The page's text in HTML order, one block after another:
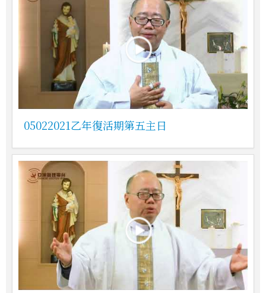
05022021乙年復活期第五主日